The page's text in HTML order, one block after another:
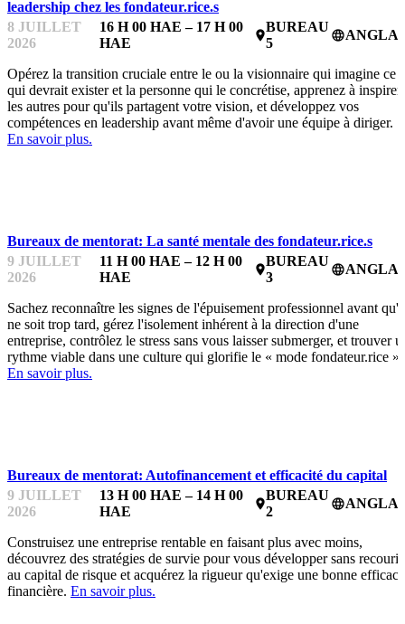
leadership chez les fondateur.rice.s
8 JUILLET
2026
16 H 00 HAE – 17 H 00
HAE
place
BUREAU
5
language
Opérez la transition cruciale entre le ou la visionnaire qui imagine ce
qui devrait exister et la personne qui le concrétise, apprenez à inspirer
les autres pour qu'ils partagent votre vision, et développez vos
compétences en leadership avant même d'avoir une équipe à diriger.
En savoir plus.
Bureaux de mentorat: La santé mentale des fondateur.rice.s
9 JUILLET
2026
11 H 00 HAE – 12 H 00
HAE
place
BUREAU
3
language
Sachez reconnaître les signes de l'épuisement professionnel avant qu'il
ne soit trop tard, gérez l'isolement inhérent à la direction d'une
entreprise, contrôlez le stress sans vous laisser submerger, et trouver
rythme viable dans une culture qui glorifie le « mode fondateur.rice ».
En savoir plus.
Bureaux de mentorat: Autofinancement et efficacité du capital
9 JUILLET
2026
13 H 00 HAE – 14 H 00
HAE
place
BUREAU
2
language
Construisez une entreprise rentable en faisant plus avec moins,
découvrez des stratégies de survie pour vous développer sans recourir
au capital de risque et acquérez la rigueur qu'exige une bonne
financière. En savoir plus.